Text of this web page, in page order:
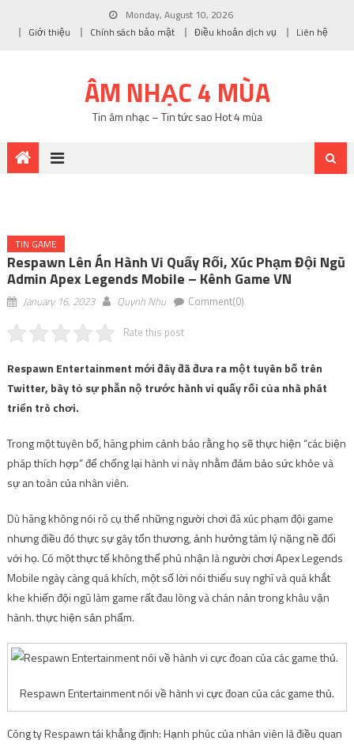
Monday, August 10, 2026
Giới thiệu
Chính sách bảo mật Điều khoản dịch vụ Liên hệ
ÂM NHẠC 4 MÙA
Tin âm nhạc – Tin tức sao Hot 4 mùa
TIN GAME
Respawn Lên Án Hành Vi Quấy Rối, Xúc Phạm Đội Ngũ
Admin Apex Legends Mobile – Kênh Game VN
January 16, 2023 Quynh Nhu Comment(0)
Rate this post
Respawn Entertainment mới đây đã đưa ra một tuyên bố trên
Twitter, bày tỏ sự phẫn nộ trước hành vi quấy rối của nhà phát
triển trò chơi.
Trong một tuyên bố, hãng phim cảnh báo rằng họ sẽ thực hiện “các biện
pháp thích hợp” để chống lại hành vi này nhằm đảm bảo sức khỏe và
sự an toàn của nhân viên.
Dù hãng không nói rõ cụ thể những người chơi đã xúc phạm đội game
nhưng điều đó thực sự gây tổn thương, ảnh hưởng tâm lý nặng nề đối
với họ. Có một thực tế không thể phủ nhận là người chơi Apex Legends
Mobile ngày càng quá khích, một số lời nói thiếu suy nghĩ và quá khắt
khe khiến đội ngũ làm game rất đau lòng và chán nản trong khâu vận
hành. thực hiện sản phẩm.
Respawn Entertainment nói về hành vi cực đoan của các game thủ.
Công ty Respawn tái khẳng định: Hạnh phúc của nhân viên là điều quan